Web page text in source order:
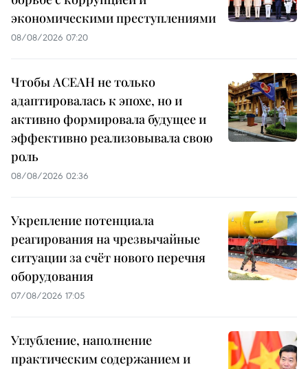
экономическими преступлениями
08/08/2026 07:20
Чтобы АСЕАН не только
адаптировалась к эпохе, но и
активно формировала будущее и
эффективно реализовывала свою
роль
08/08/2026 02:36
Укрепление потенциала
реагирования на чрезвычайные
ситуации за счёт нового перечня
оборудования
07/08/2026 17:05
Углубление, наполнение
практическим содержанием и